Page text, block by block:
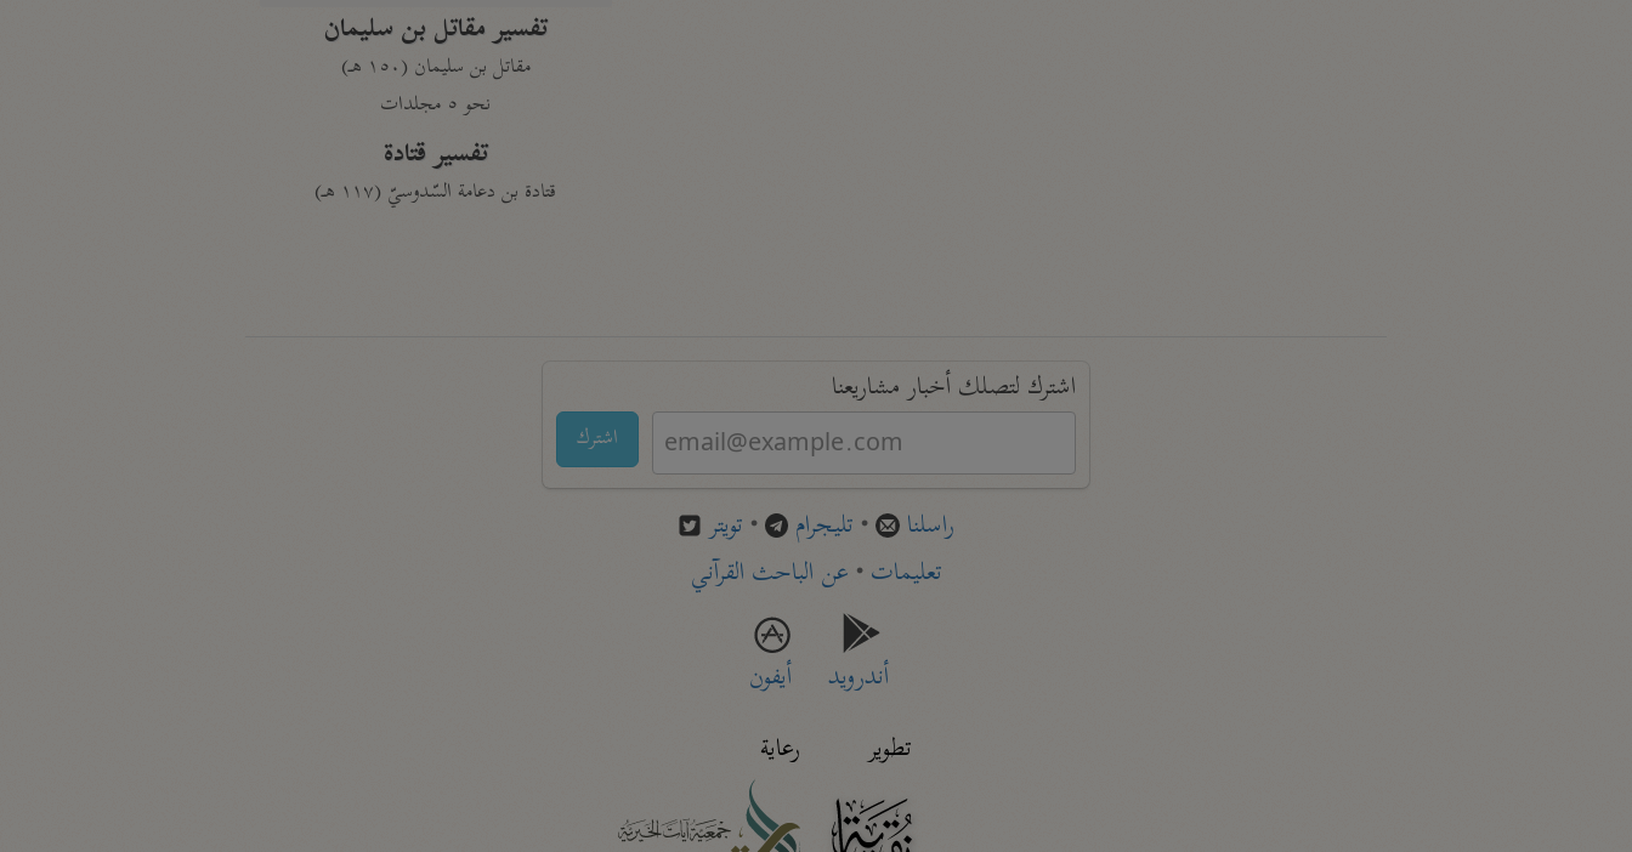
تفسير مقاتل بن سليمان
مقاتل بن سليمان (١٥٠ هـ)
نحو ٥ مجلدات
تفسير قتادة
قتادة بن دعامة السّدوسيّ (١١٧ هـ)
اشترك لتصلك أخبار مشاريعنا
اشترك
راسلنا • تليجرام • تويتر
تعليمات• عن الباحث القرآني
أندرويد
أيفون
تطوير
رعاية